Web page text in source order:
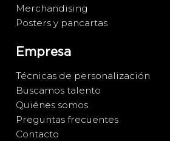
Merchandising
Posters y pancartas
Empresa
Técnicas de personalización
Buscamos talento
Quiénes somos
Preguntas frecuentes
Contacto